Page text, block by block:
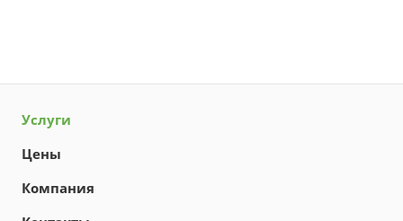
Услуги
Цены
Компания